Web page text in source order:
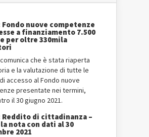
Fondo nuove competenze
a finanziamento 7.500
per oltre 330mila
comunica che è stata riaperta
e la valutazione di tutte le
accesso al Fondo nuove
presentate nei termini,
il 30 giugno 2021.
Reddito di cittadinanza –
nota con dati al 30
2021